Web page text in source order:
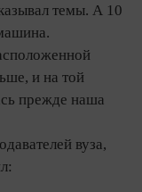
темы. А 10
и на той
прежде наша
вуза,